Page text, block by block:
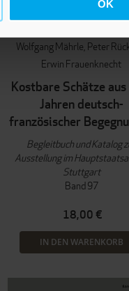
OK
Wolfgang Mährle Peter
Erwin Frauenknecht
Kostbare Schätze
Jahren deutsch-
französischer
Begleitbuch und Katalog
Ausstellung im
Stuttgart
Band 97
18,00 €
IN DEN WARENKORB